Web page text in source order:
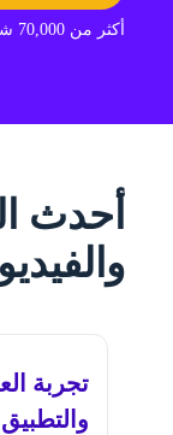
أكثر من 70,000 شخص يثقون بخبرتنا في المجال
أحدث